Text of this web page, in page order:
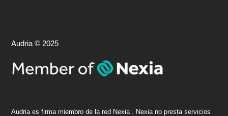
Audria © 2025
Audria es firma miembro de la red Nexia . Nexia no presta servicios